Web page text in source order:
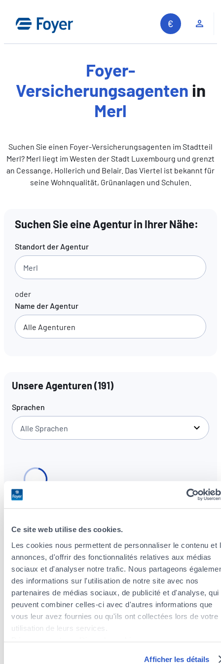
Ce site web utilise des cookies.
Les cookies nous permettent de personnaliser le contenu et
annonces, d'offrir des fonctionnalités relatives aux médias
sociaux et d'analyser notre trafic. Nous partageons
des informations sur l'utilisation de notre site avec nos
partenaires de médias sociaux, de publicité et d'analyse, qui
peuvent combiner celles-ci avec d'autres informations que
vous leur avez fournies ou qu'ils ont collectées lors de votre
utilisation de leurs services.
Afficher les détails
Inhalt
springen
Auf unserer Website suchen
Foyer-
Versicherungsagenten in
Merl
Suchen Sie einen Foyer-Versicherungsagenten im Stadtteil
Merl? Merl liegt im Westen der Stadt Luxembourg und grenzt
an Cessange, Hollerich und Belair. Das Viertel ist bekannt für
seine Wohnqualität, Grünanlagen und Schulen.
Suchen Sie eine Agentur in Ihrer Nähe:
Standort der Agentur
oder
Name der Agentur
Unsere Agenturen (191)
Sprachen
Alle Sprachen
Versicherungsagenten in der Nähe des
Stadtteils Merl
Versicherungsagenten im Stadtteil Gare
Versicherungsagenten im Stadtteil Hollerich
Versicherungsagenten im Stadtteil Cessange
Versicherungsagenten im Stadtteil Eich
Versicherungsagenten im Stadtteil Rollingergrund /
Belair-Nord
Versicherungsagenten im Stadtteil Beggen